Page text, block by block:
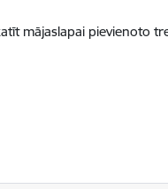
mājaslapai pievienoto